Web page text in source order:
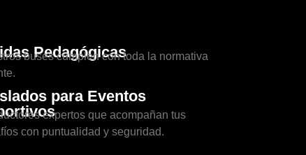
Pedagógicas
buses cumplen con toda la normativa
para Eventos
expertos que acompañan tus
con puntualidad y seguridad.